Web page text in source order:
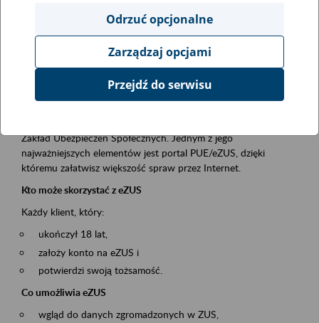
obsługa klientów
Event description
Platforma Usług Elektronicznych ZUS eZUS
Zakład Ubezpieczeń Społecznych. Jednym z jego
najważniejszych elementów jest portal PUE/eZUS, dzięki
któremu załatwisz większość spraw przez Internet.
Kto może skorzystać z eZUS
Każdy klient, który:
ukończył 18 lat,
założy konto na eZUS i
potwierdzi swoją tożsamość.
Co umożliwia eZUS
wgląd do danych zgromadzonych w ZUS,
Odrzuć opcjonalne
Zarządzaj opcjami
Przejdź do serwisu